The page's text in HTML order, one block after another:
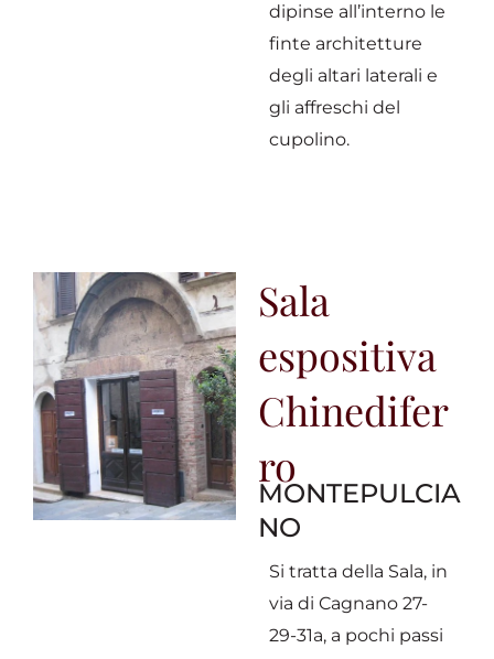
dipinse all’interno le
finte architetture
degli altari laterali e
gli affreschi del
cupolino.
Sala
espositiva
Chinedifer
ro
MONTEPULCIA
NO
Si tratta della Sala, in
via di Cagnano 27-
29-31a, a pochi passi